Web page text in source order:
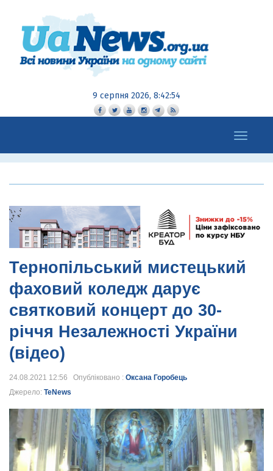
9 серпня 2026, 8:42:56
Toggle
navigation
Тернопільський мистецький
фаховий коледж дарує
святковий концерт до 30-
річчя Незалежності України
(відео)
24.08.2021 12:56 Опубліковано : Оксана Горобець
Джерело: TeNews